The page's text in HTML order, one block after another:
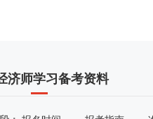
济师学习备考资料